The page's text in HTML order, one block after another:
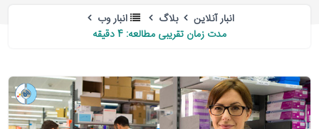
انبار آنلاین بلاگ
انبار وب
مدت زمان تقریبی مطالعه: 4 دقیقه